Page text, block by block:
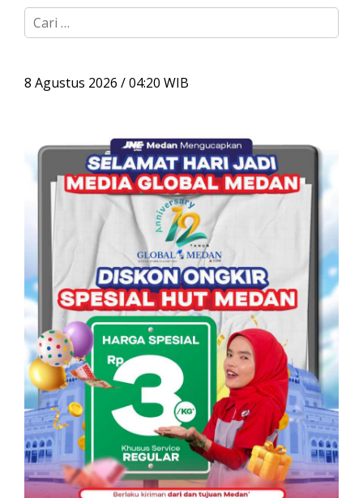
C
a
u
8 Agustus 2026 / 04:20 WIB